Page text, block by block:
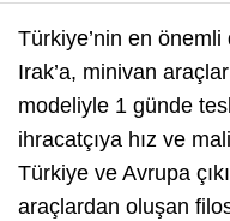
Türkiye’nin en önemli
Irak’a, minivan
modeliyle 1 günde
ihracatçıya hız ve
Türkiye ve Avrupa
araçlardan oluşan